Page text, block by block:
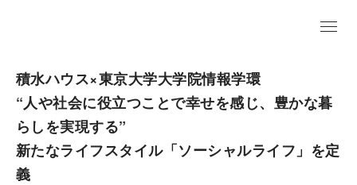
積水ハウス×東京大学大学院情報学環
“人や社会に役立つことで幸せを感じ、豊かな暮
らしを実現する”
新たなライフスタイル「ソーシャルライフ」を定
義